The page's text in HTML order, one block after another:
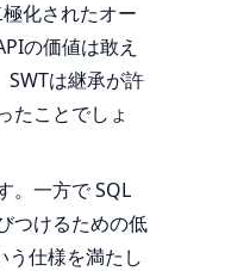
化されたオー
の価値は敢え
は継承が許
たことでしょ
。一方で SQL
つけるための低
仕様を満たし